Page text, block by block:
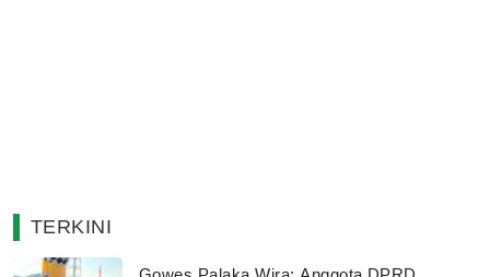
TERKINI